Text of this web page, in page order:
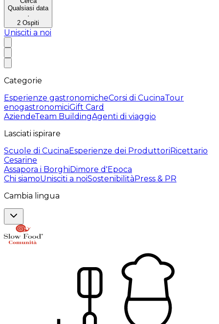
Qualsiasi data
·
2 Ospiti
Unisciti a noi
Categorie
Esperienze gastronomicheCorsi di CucinaTour
enogastronomiciGift Card
AziendeTeam BuildingAgenti di viaggio
Lasciati ispirare
Scuole di CucinaEsperienze dei ProduttoriRicettario
Cesarine
Assapora i BorghiDimore d'Epoca
Chi siamoUnisciti a noiSostenibilitàPress & PR
Cambia lingua